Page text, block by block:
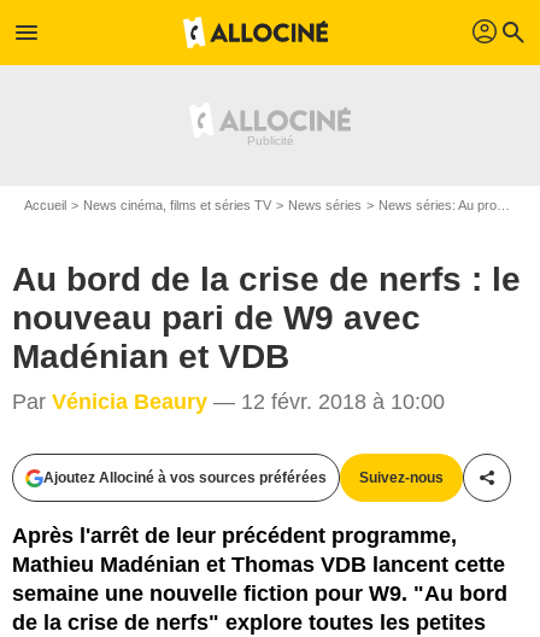
menu profil search
Accueil News cinéma, films et séries TV News séries News séries: Au programme
Au bord de la crise de nerfs : le
nouveau pari de W9 avec
Madénian et VDB
Par Vénicia Beaury — 12 févr. 2018 à 10:00
Ajoutez Allociné à vos sources préférées Suivez-nous
Après l'arrêt de leur précédent programme,
Mathieu Madénian et Thomas VDB lancent cette
semaine une nouvelle fiction pour W9. "Au bord
de la crise de nerfs" explore toutes les petites